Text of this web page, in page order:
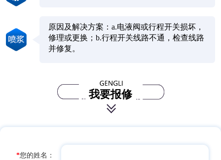
原因及解决方案：a.电液阀或行程开关损坏，
修理或更换；b.行程开关线路不通，检查线路
并修复。
我要报修
*您的姓名：